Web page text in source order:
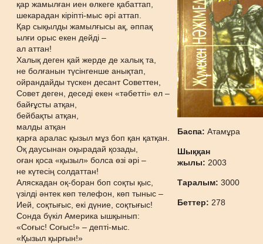
қар жамылған иен өлкеге қабаттап,
шекарадан кіріпті-мыс әрі аттап.
Қар сықылды жамылғысы ақ, әппақ
ылғи орыс екен дейді –
ал аттан!
Халық деген қай жерде де халық та,
не болғанын түсінгенше анықтап,
ойрандайды түскен десант Советтен,
Совет деген, деседі екен «тәбетті» ел –
байғұсты атқан,
бейбақты атқан,
малды атқан
қарға аралас қызыл мұз боп қан қатқан.
Оқ даусынан оқырадай қозады,
оған қоса «қызыл» болса өзі әрі –
не күтесің солдаттан!
Аляскадан оқ-боран боп соқты қыс,
үзілді әнтек көп телефон, көп тыныс –
Ией, соқтығыс, екі дүние, соқтығыс!
Сонда бүкіл Америка ышқынып:
«Соғыс! Соғыс!» – депті-мыс.
«Қызыл қырғын!»
Баспа:Атамұра
Шыққан
жылы: 2003
Таралым:3000
Беттер: 278